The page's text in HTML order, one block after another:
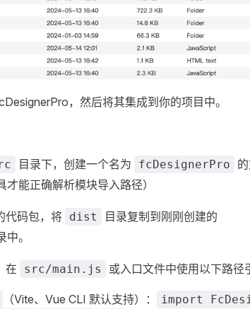
，然后将其集成到你的项目中。
目录下，创建一个名为 fcDesignerPro
才能正确解析模块导入路径）
代码包，将 dist 目录复制到刚刚创建的
中。
在 src/main.js 或入口文件中使用以下路径
（Vite、Vue CLI 默认支持）：
import